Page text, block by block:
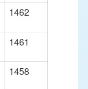
1462
1461
1458